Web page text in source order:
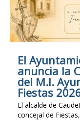
El
anuncia la
del M.I.
Fiestas
El alcalde de
concejal de